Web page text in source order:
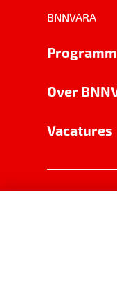
BNNVARA
Over
Vacatures